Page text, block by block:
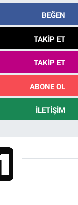
BEĞEN
TAKIP ET
TAKIP ET
ABONE OL
İLETIŞIM